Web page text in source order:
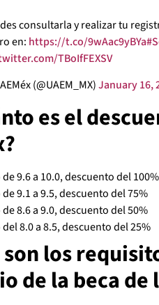
consultarla y realizar tu
en: https://t.co/9wAac9yBYa
TBoIfFEXSV
(@UAEM_MX)January 16,
es el
9.6 a 10.0, descuento del 100%
9.1 a 9.5, descuento del 75%
8.6 a 9.0, descuento del 50%
8.0 a 8.5, descuento del 25%
son los
de la beca de